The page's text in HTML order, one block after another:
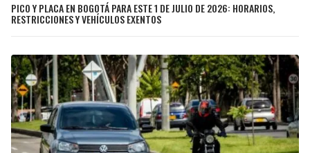
PICO Y PLACA EN BOGOTÁ PARA ESTE 1 DE JULIO DE 2026: HORARIOS,
RESTRICCIONES Y VEHÍCULOS EXENTOS